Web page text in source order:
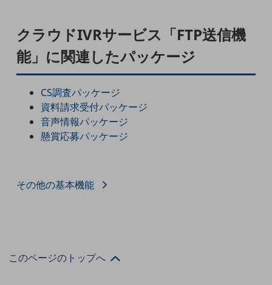
地域共創・地方創生
セキュリティ対策
遠隔監視
顧客体験（CX）改善
自動化・省電化
業種・業態で探すTOP
クラウドIVRサービス「FTP送信機
能」に関連したパッケージ
CS調査パッケージ
資料請求受付パッケージ
音声情報パッケージ
懸賞応募パッケージ
その他の基本機能
このページのトップへ